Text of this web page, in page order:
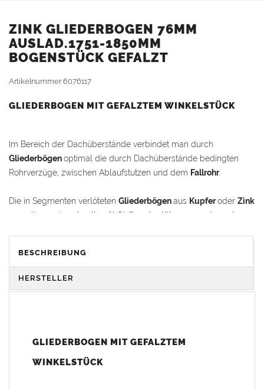
ZINK GLIEDERBOGEN 76MM
AUSLAD.1751-1850MM
BOGENSTÜCK GEFALZT
Artikelnummer6076117
GLIEDERBOGEN MIT GEFALZTEM WINKELSTÜCK
Im Bereich der Dachüberstände verbindet man durch
Gliederbögenoptimal die durch Dachüberstände bedingten
Rohrverzüge, zwischen Ablaufstutzen und dem Fallrohr.
Die in Segmenten verlöteten Gliederbögenaus Kupferoder Zink
garantieren ein schnelles Abfließen des Wassers und werden
Gliederbogenwird mit einem gefalztem Standard-
Winkelstück geliefert. Auf Wunsch kann das Winkelstück auch
BESCHREIBUNG
HERSTELLER
GLIEDERBOGEN MIT GEFALZTEM
WINKELSTÜCK